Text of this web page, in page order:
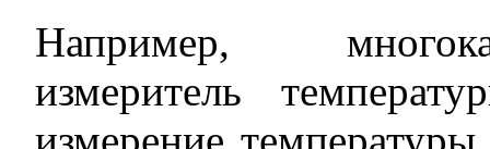
Например,
измеритель
измерение